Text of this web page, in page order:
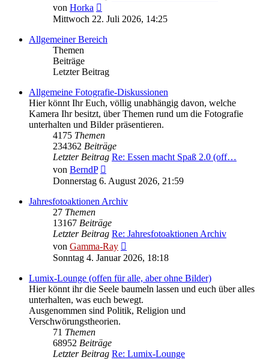
von Horka
Beitrag
Mittwoch 22. Juli 2026, 14:25
Allgemeiner Bereich
Themen
Beiträge
Letzter Beitrag
Allgemeine Fotografie-Diskussionen
Hier könnt Ihr Euch, völlig unabhängig davon, welche
Kamera Ihr besitzt, über Themen rund um die Fotografie
unterhalten und Bilder präsentieren.
4175 Themen
234362 Beiträge
Letzter Beitrag Re: Essen macht Spaß 2.0 (off…
von BerndP
Beitrag
Donnerstag 6. August 2026, 21:59
Jahresfotoaktionen Archiv
27 Themen
13167 Beiträge
Letzter Beitrag Re: Jahresfotoaktionen Archiv
von Gamma-Ray
Beitrag
Sonntag 4. Januar 2026, 18:18
Lumix-Lounge (offen für alle, aber ohne Bilder)
Hier könnt ihr die Seele baumeln lassen und euch über alles
unterhalten, was euch bewegt.
Ausgenommen sind Politik, Religion und
Verschwörungstheorien.
71 Themen
68952 Beiträge
Letzter Beitrag Re: Lumix-Lounge